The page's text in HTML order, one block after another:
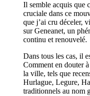
Il semble acquis que
cruciale dans ce
que j’ai cru déceler,
sur Geneanet, un
continu et renouvelé.
Dans tous les cas, il
Comment en douter
la ville, tels que
Hurlague, Legure,
traditionnels au nom